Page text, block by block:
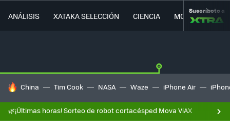
ANÁLISIS XATAKA SELECCIÓN CIENCIA MOVILIDAD
Suscríbete a
HOY SE HABLA DE
China Tim Cook NASA Waze iPhone Air
🌿¡Últimas horas! Sorteo de robot cortacésped Mova ViAX